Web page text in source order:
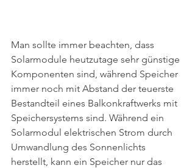
Man sollte immer beachten, dass
Solarmodule heutzutage sehr günstige
Komponenten sind, während Speicher
immer noch mit Abstand der teuerste
Bestandteil eines Balkonkraftwerks mit
Speichersystems sind. Während ein
Solarmodul elektrischen Strom durch
Umwandlung des Sonnenlichts
herstellt, kann ein Speicher nur das